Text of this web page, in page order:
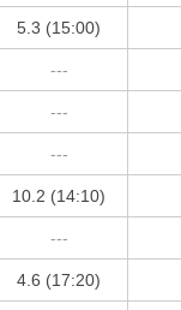
5.3 (15:00)
---
---
---
10.2 (14:10)
---
4.6 (17:20)